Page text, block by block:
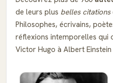
de leurs plus belles citations
Philosophes, écrivains,
réflexions intemporelles qui
Victor Hugo à Albert